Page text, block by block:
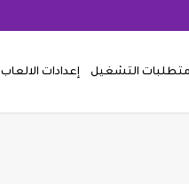
متطلبات التشغيل إعدادات الالعاب